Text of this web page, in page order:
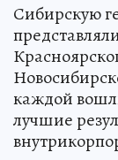
Сибирскую
каждой
лучшие